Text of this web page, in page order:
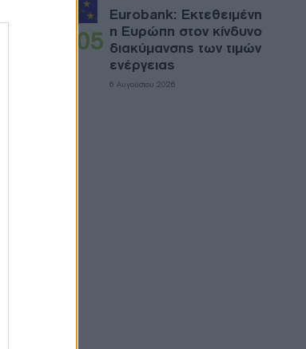
05
Eurobank: Εκτεθειμένη
η Ευρώπη στον κίνδυνο
διακύμανσης των τιμών
ενέργειας
6 Αυγούστου 2026